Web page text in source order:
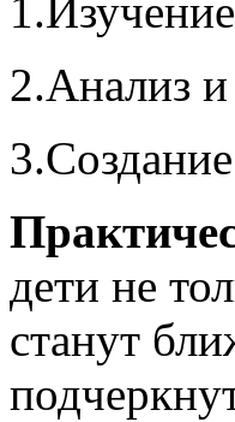
2.Анализ
дети не
станут